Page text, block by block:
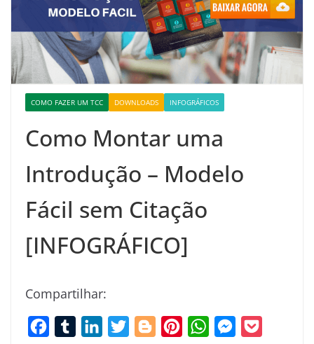
COMO FAZER UM TCC DOWNLOADS INFOGRÁFICOS
Como Montar uma
Introdução – Modelo
Fácil sem Citação
[INFOGRÁFICO]
Compartilhar:
W
M